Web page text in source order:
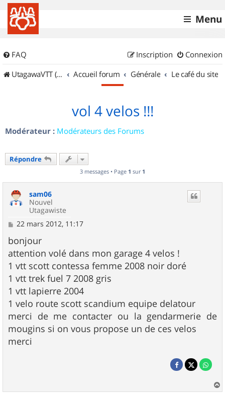
Menu
FAQ Connexion
Inscription
UtagawaVTT (Randos VTT et VTTAE avec traces GPS)
Accueil forum Générale Le café du site
vol 4 velos !!!
Modérateur : Modérateurs des Forums
Répondre
3 messages • Page 1 sur 1
sam06
Nouvel
Utagawiste
M
s
s
a
g
e
22 mars 2012, 11:17
bonjour
attention volé dans mon garage 4 velos !
1 vtt scott contessa femme 2008 noir doré
1 vtt trek fuel 7 2008 gris
1 vtt lapierre 2004
1 velo route scott scandium equipe delatour
merci de me contacter ou la gendarmerie de
mougins si on vous propose un de ces velos
merci
a